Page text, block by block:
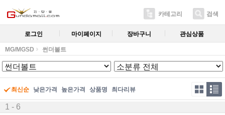
카테고리 검색
로그인 마이페이지 장바구니 관심상품
MG/MGSD 썬더볼트
최신순 낮은가격 높은가격 상품명 최다리뷰
1 - 6